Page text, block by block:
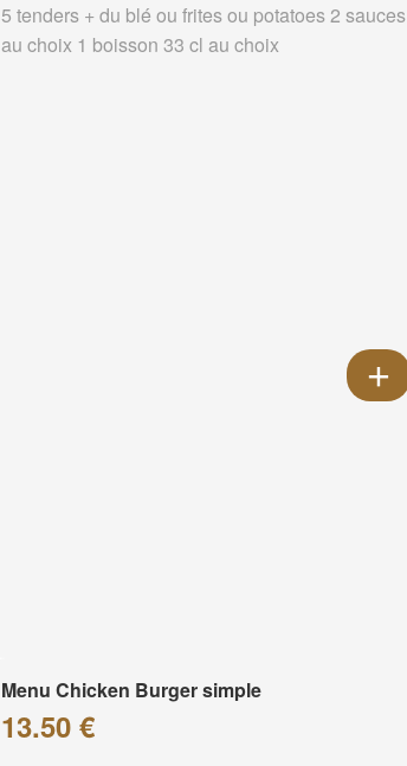
5 tenders + du blé ou frites ou potatoes 2 sauces
au choix 1 boisson 33 cl au choix
Menu Chicken Burger simple
13.50 €